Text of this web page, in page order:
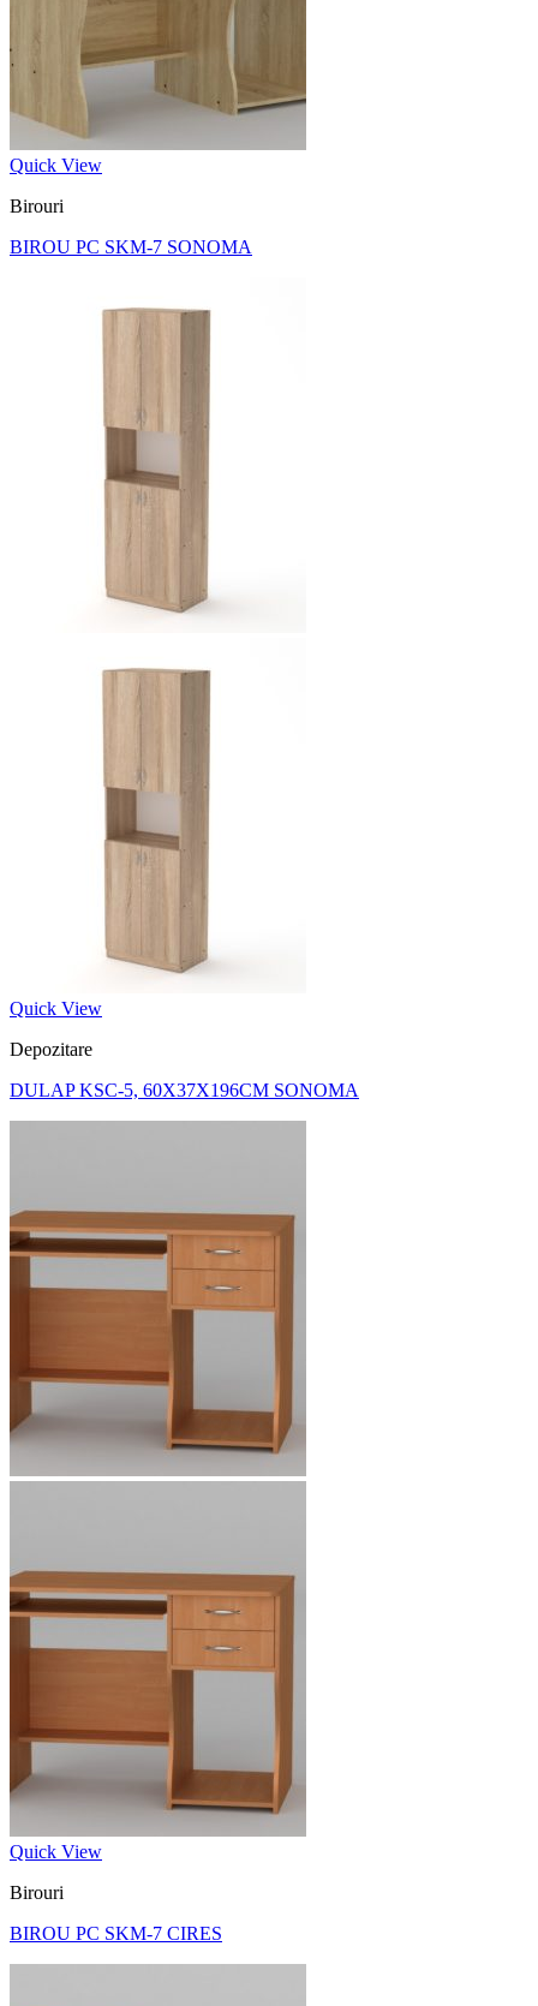
Quick View
Birouri
BIROU PC SKM-7 SONOMA
Quick View
Depozitare
DULAP KSC-5, 60X37X196CM SONOMA
Quick View
Birouri
BIROU PC SKM-7 CIRES